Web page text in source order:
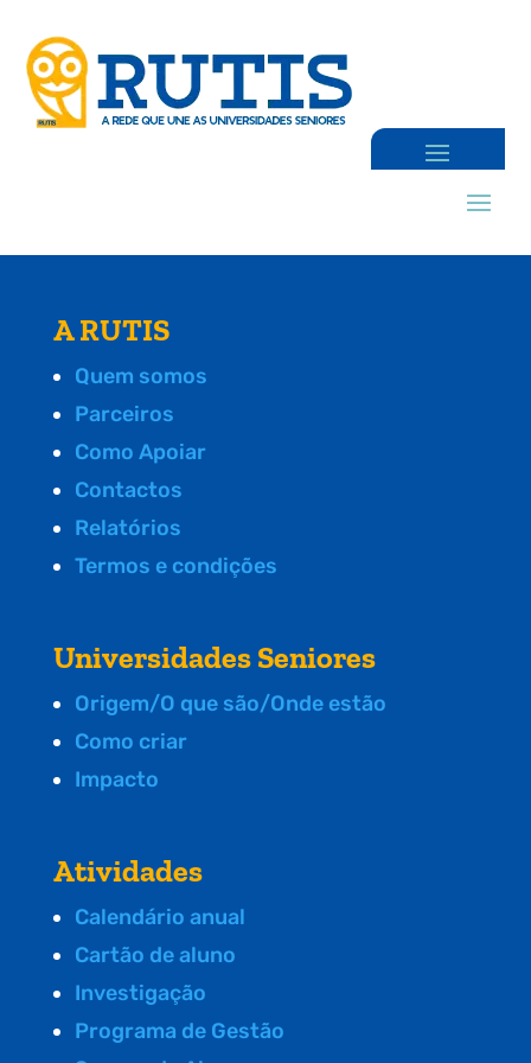
A RUTIS
Quem somos
Parceiros
Como Apoiar
Contactos
Relatórios
Termos e condições
Universidades Seniores
Origem/O que são/Onde estão
Como criar
Impacto
Atividades
Calendário anual
Cartão de aluno
Investigação
Programa de Gestão